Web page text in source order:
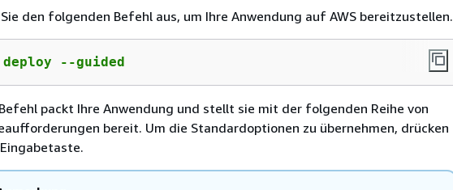
den folgenden Befehl aus, um Ihre Anwendung auf AWS bereitzustellen.
deploy --guided
packt Ihre Anwendung und stellt sie mit der folgenden Reihe von
bereit. Um die Standardoptionen zu übernehmen, drücken